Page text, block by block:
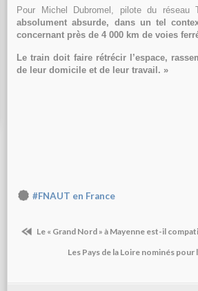
Pour Michel Dubromel, pilote du
absolument absurde, dans un tel
concernant près de 4 000 km de voies
Le train doit faire rétrécir l’espace,
de leur domicile et de leur travail. »
#FNAUT en France
Le « Grand Nord » à Mayenne est-il
Les Pays de la Loire nominés